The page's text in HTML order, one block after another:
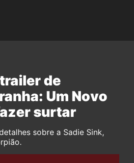
de
Um Novo
surtar
sobre a Sadie Sink,